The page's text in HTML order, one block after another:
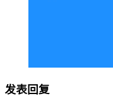
发表回复